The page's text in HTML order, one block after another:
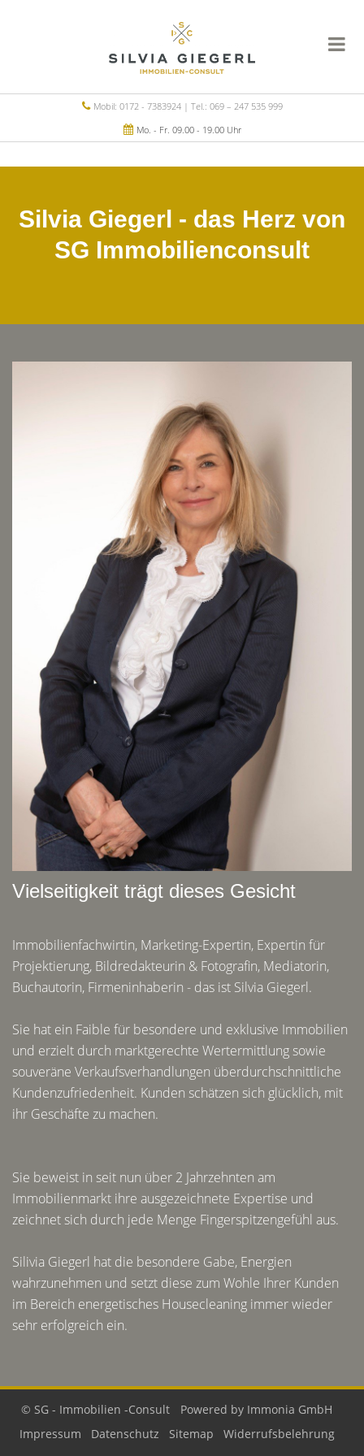
Mobil: 0172 - 7383924 | Tel.: 069 – 247 535 999
Mo. - Fr. 09.00 - 19.00 Uhr
Silvia Giegerl - das Herz von
SG Immobilienconsult
Vielseitigkeit trägt dieses Gesicht
Immobilienfachwirtin, Marketing-Expertin, Expertin für
Projektierung, Bildredakteurin & Fotografin, Mediatorin,
Buchautorin, Firmeninhaberin - das ist Silvia Giegerl.
Sie hat ein Faible für besondere und exklusive Immobilien
und erzielt durch marktgerechte Wertermittlung sowie
souveräne Verkaufsverhandlungen überdurchschnittliche
Kundenzufriedenheit. Kunden schätzen sich glücklich, mit
ihr Geschäfte zu machen.
Sie beweist in seit nun über 2 Jahrzehnten am
Immobilienmarkt ihre ausgezeichnete Expertise und
zeichnet sich durch jede Menge Fingerspitzengefühl aus.
Silivia Giegerl hat die besondere Gabe, Energien
wahrzunehmen und setzt diese zum Wohle Ihrer Kunden
im Bereich energetisches Housecleaning immer wieder
sehr erfolgreich ein.
© SG - Immobilien -Consult
Powered by Immonia GmbH
Impressum
Datenschutz Sitemap Widerrufsbelehrung